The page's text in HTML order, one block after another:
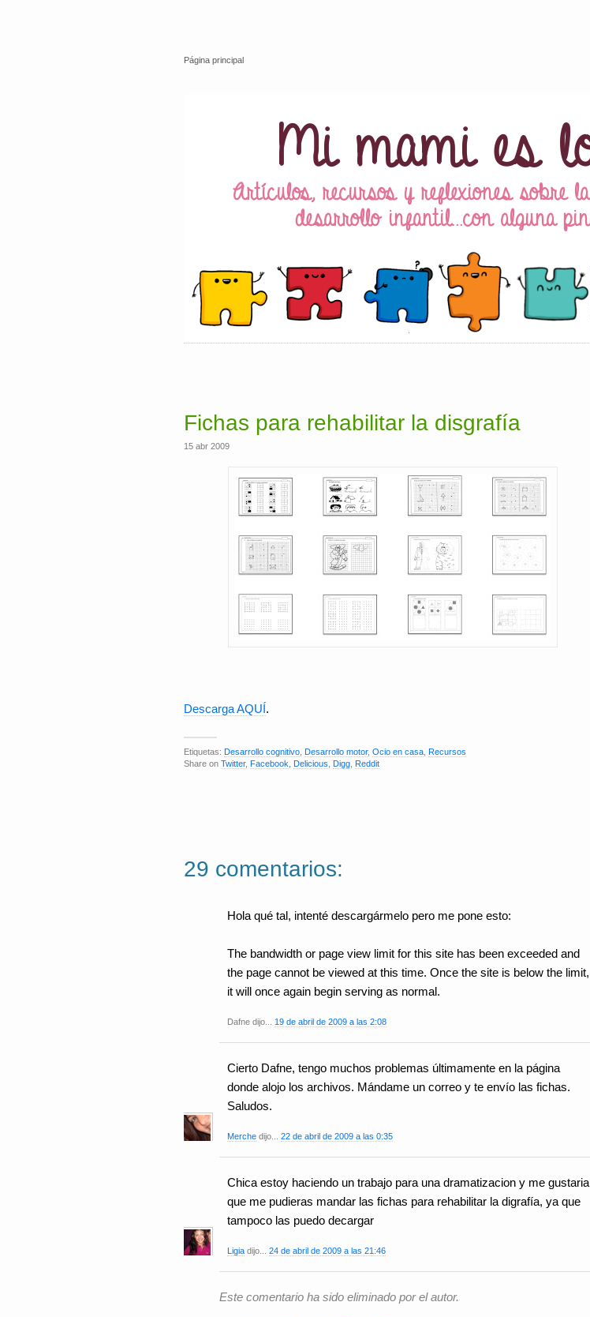
Página principal
Fichas para rehabilitar la disgrafía
15 abr 2009
Descarga AQUÍ.
Etiquetas: Desarrollo cognitivo Desarrollo motor, Ocio en casa Recursos
Share on Twitter, Facebook Delicious Digg Reddit
29 comentarios:
Hola qué tal, intenté descargármelo pero me pone esto:
The bandwidth or page view limit for this site has been exceeded and
the page cannot be viewed at this time. Once the site is below the limit,
it will once again begin serving as normal.
Dafne dijo... 19 de abril de 2009 a las 2:08
Cierto Dafne, tengo muchos problemas últimamente en la página
donde alojo los archivos. Mándame un correo y te envío las fichas.
Saludos.
Merche dijo... 22 de abril de 2009 a las 0:35
Chica estoy haciendo un trabajo para una dramatizacion y me gustaria
que me pudieras mandar las fichas para rehabilitar la digrafía, ya que
tampoco las puedo decargar
Ligia dijo... 24 de abril de 2009 a las 21:46
Este comentario ha sido eliminado por el autor.